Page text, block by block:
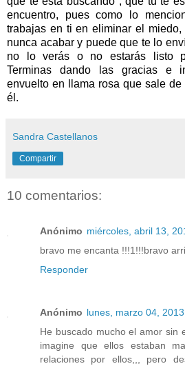
encuentro, pues como lo
trabajas en ti en eliminar el
nunca acabar y puede que te lo
no lo verás o no estarás listo
Terminas dando las gracias e
envuelto en llama rosa que sale
él.
Sandra Castellanos
Compartir
10 comentarios:
Anónimo miércoles, abril 13,
bravo me encanta !!!1!!!bravo
Responder
Anónimo lunes, marzo 04,
He buscado mucho el amor sin
imagine que ellos estaban
relaciones por ellos,,, pero